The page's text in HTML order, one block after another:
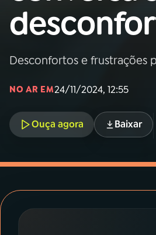
02A RÁDIO
03PROGRAMAÇÃO
05PODCASTS
Desconfortos e frustrações
NO AR EM24/11/2024, 12:55
Ouça agora Baixar